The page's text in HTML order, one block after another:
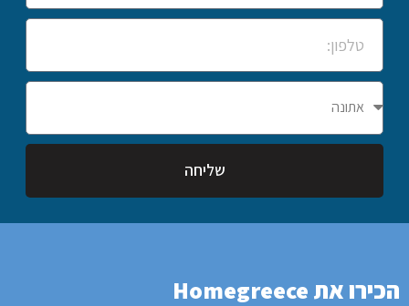
שליחה
הכירו את Homegreece